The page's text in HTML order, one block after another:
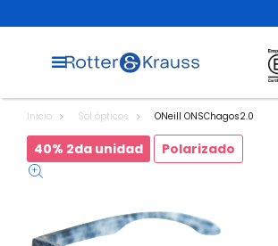
Inicio Sol ópticos ONeill ONSChagos2.0
40% 2da unidad Polarizado